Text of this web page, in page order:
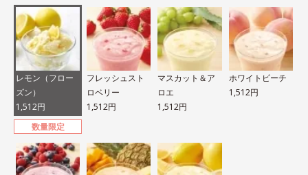
レモン（フロー
ズン）
1,512円
数量限定
フレッシュスト
ロベリー
1,512円
マスカット＆ア
ロエ
1,512円
ホワイトピーチ
1,512円